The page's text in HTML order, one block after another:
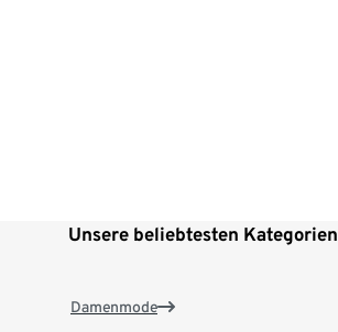
Unsere beliebtesten Kategorien
Damenmode